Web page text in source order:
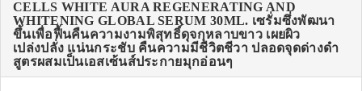
CELLS WHITE AURA REGENERATING AND
WHITENING GLOBAL SERUM 30ML. เซรั่มซึ่งพัฒนา
ขึ้นเพื่อฟื้นคืนความงามพิสุทธิ์ดุจกุหลาบขาว เผยผิว
เปล่งปลั่ง แน่นกระชับ คืนความมีชีวิตชีวา ปลอดจุดด่างดำ
สูตรผสมเป็นเอสเซ้นส์ประกายมุกอ่อนๆ